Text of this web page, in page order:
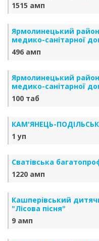
1515 амп
Ярмолинецький
медико-санітарної
496 амп
Ярмолинецький
медико-санітарної
100 таб
КАМ'ЯНЕЦЬ-
1 уп
Сватівська
1220 амп
Кашперівський
"Лісова пісня"
9 амп